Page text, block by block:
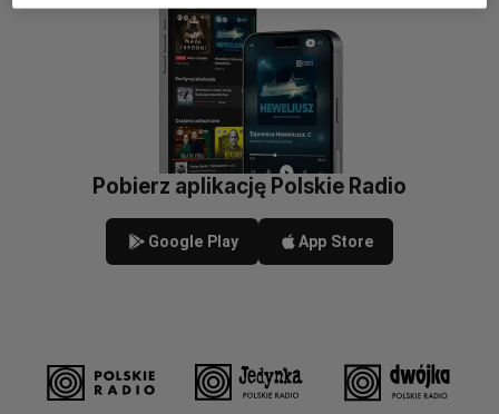
Pobierz aplikację Polskie Radio
Google Play App Store